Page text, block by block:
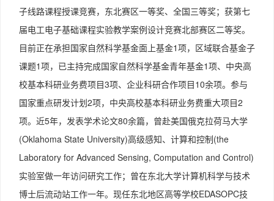
6
2.2.5  CMOS反相器的动态特性  28
2.2.7  或非门  30
2.3  其他类型的CMOS门电路及其性能参数  31
2.3.1  三态门  31
2.3.2  CMOS传输门  32
2.3.3  漏极开路门（OD门）  33
2.3.5  CMOS门电路主要性能参数  37
2.4  TTL门电路  37
2.4.1  双极型三极管的开关特性  37
2.4.2  TTL与非门的电路结构和工作原理  38
图用图形符号二进制逻辑元件简介，常用逻辑符号对照表等
本次修订主要做了以下的修改和调整：
（1）将原来组合逻辑电路和时序逻辑电路中的GAL内容调
整至附录A，凝练了章节内容。
（2）根据目前数字系统的发展趋势和应用情况，在第5章
中增加了时序逻辑电路有限状态机的概念及设计应用。
（4）增加了重要知识点理论、部分例题的Multisim仿真
及Verilog程序设计的讲解视频（二维码）。
本书提供多媒体课件，可登录华信教育资源网注册后免费下
载。
本书配套教材为《数字逻辑与数字系统学习指导及习题解
子线路课程授课竞赛，东北赛区一等奖、全国三等奖；获第七
届电工电子基础课程实验教学案例设计竞赛北部赛区二等奖。
目前正在承担国家自然科学基金面上基金1项，区域联合基金子
课题1项，已主持完成国家自然科学基金青年基金1项、中央高
校基本科研业务费项目3项、企业科研合作项目10余项。参与
国家重点研发计划2项，中央高校基本科研业务费重大项目2
项。近5年，发表学术论文80余篇，曾赴美国俄克拉荷马大学
(Oklahoma State University)高级感知、计算和控制(the
Laboratory for Advanced Sensing, Computation and Control)
实验室做一年访问研究工作；曾在东北大学计算机科学与技术
博士后流动站工作一年。现任东北地区高等学校EDASOPC技